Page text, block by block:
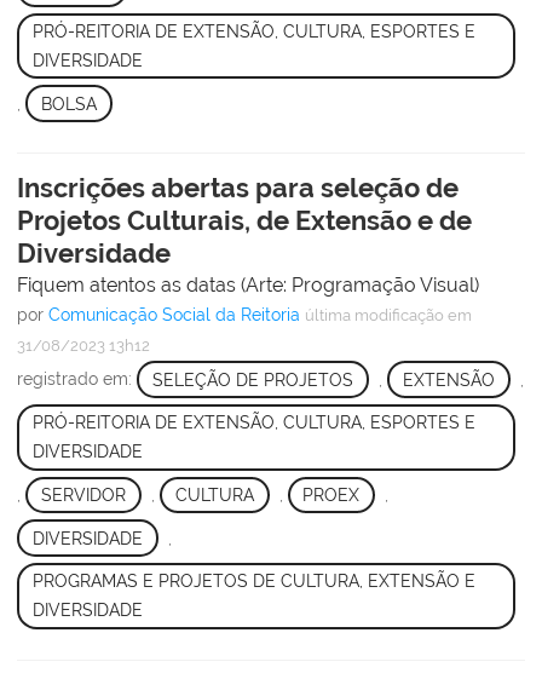
PRÓ-REITORIA DE EXTENSÃO, CULTURA, ESPORTES E
DIVERSIDADE
BOLSA
Inscrições abertas para seleção de
Projetos Culturais, de Extensão e de
Diversidade
Fiquem atentos as datas (Arte: Programação Visual)
por Comunicação Social da Reitoria última modificação em
31/08/2023 13h12
registrado em: SELEÇÃO DE PROJETOS EXTENSÃO
PRÓ-REITORIA DE EXTENSÃO, CULTURA, ESPORTES E
DIVERSIDADE
SERVIDOR CULTURA PROEX
DIVERSIDADE
PROGRAMAS E PROJETOS DE CULTURA, EXTENSÃO E
DIVERSIDADE